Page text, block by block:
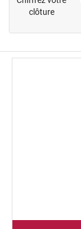
clôture